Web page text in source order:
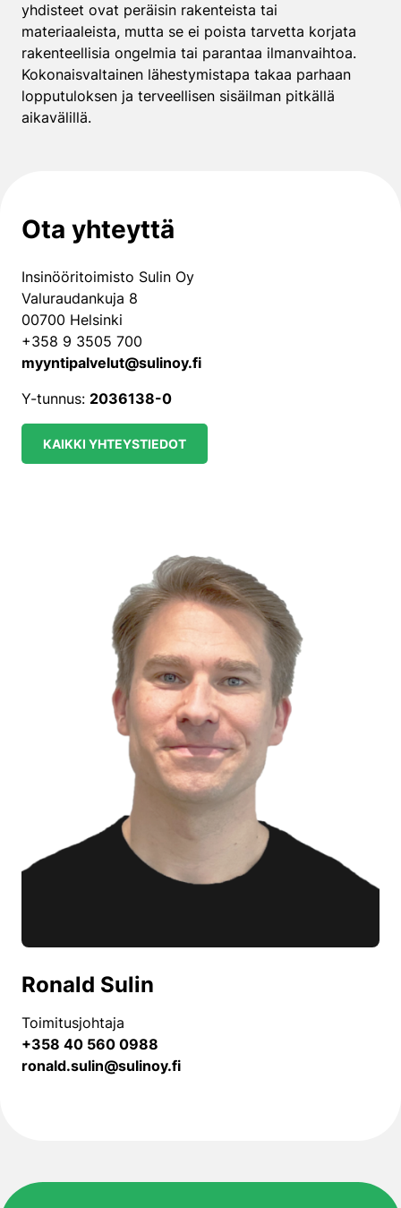
yhdisteet ovat peräisin rakenteista tai
materiaaleista, mutta se ei poista tarvetta korjata
rakenteellisia ongelmia tai parantaa ilmanvaihtoa.
Kokonaisvaltainen lähestymistapa takaa parhaan
lopputuloksen ja terveellisen sisäilman pitkällä
aikavälillä.
Ota yhteyttä
Insinööritoimisto Sulin Oy
Valuraudankuja 8
00700 Helsinki
+358 9 3505 700
myyntipalvelut@sulinoy.fi
Y-tunnus: 2036138-0
KAIKKI YHTEYSTIEDOT
Ronald Sulin
Toimitusjohtaja
+358 40 560 0988
ronald.sulin@sulinoy.fi